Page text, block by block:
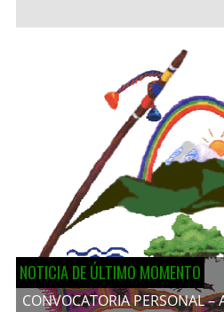
NOTICIA DE ÚLTIMO MOMENTO
CONVOCATORIA PERSONAL –